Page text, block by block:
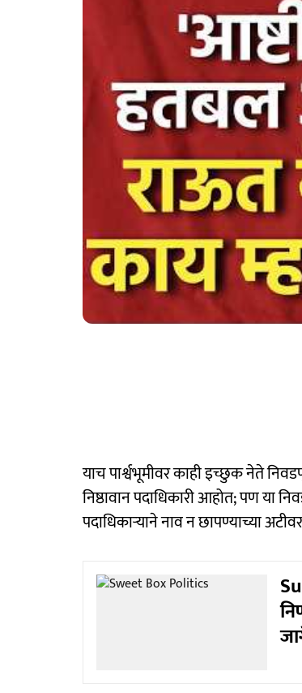
याच पार्श्वभूमीवर काही इच्छुक नेते
निष्ठावान पदाधिकारी आहोत; पण या
पदाधिकाऱ्याने नाव न छापण्याच्या